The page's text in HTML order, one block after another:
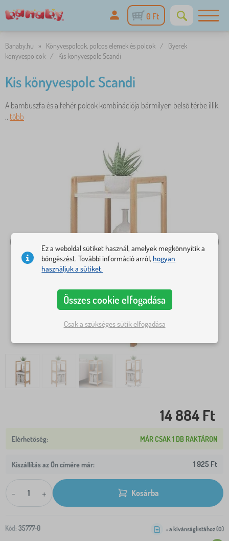
0 Ft
Banaby.hu » Könyvespolcok, polcos elemek és polcok /
Gyerek
könyvespolcok / Kis könyvespolc Scandi
Kis könyvespolc Scandi
A bambuszfa és a fehér polcok kombinációja bármilyen belső térbe illik.
.. több
14 884 Ft
MÁR CSAK 1 DB RAKTÁRON
Kiszállítás az Ön címére már: 1 925 Ft
- + Kosárba
Kód: 35777-0 + a kívánságlistához (0)
Ez a weboldal sütiket használ, amelyek megkönnyítik a
böngészést. További információ arról,hogyan
használjuk a sütiket.
Összes cookie elfogadása
Csak a szükséges sütik elfogadása